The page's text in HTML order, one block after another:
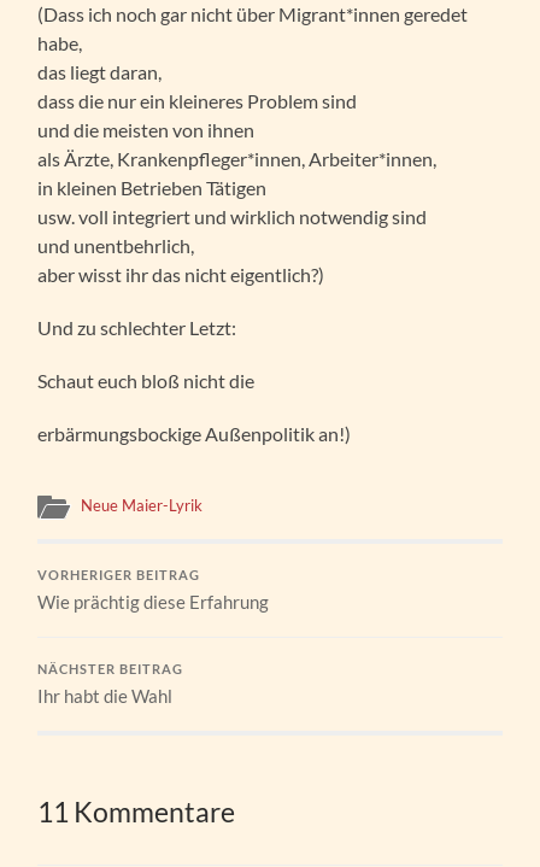
(Dass ich noch gar nicht über Migrant*innen geredet
habe,
das liegt daran,
dass die nur ein kleineres Problem sind
und die meisten von ihnen
als Ärzte, Krankenpfleger*innen, Arbeiter*innen,
in kleinen Betrieben Tätigen
usw. voll integriert und wirklich notwendig sind
und unentbehrlich,
aber wisst ihr das nicht eigentlich?)
Und zu schlechter Letzt:
Schaut euch bloß nicht die
erbärmungsbockige Außenpolitik an!)
Neue Maier-Lyrik
VORHERIGER BEITRAG
Wie prächtig diese Erfahrung
NÄCHSTER BEITRAG
Ihr habt die Wahl
11 Kommentare